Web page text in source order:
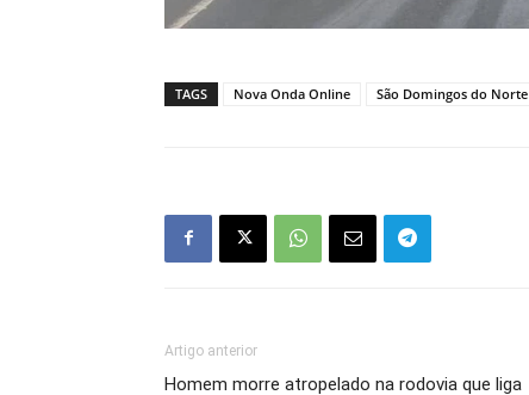
TAGS Nova Onda Online São Domingos do Norte
Artigo anterior
Homem morre atropelado na rodovia que liga